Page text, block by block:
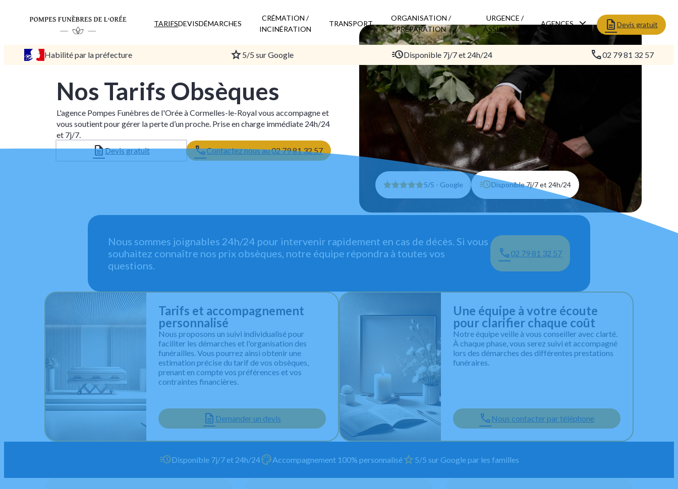
TARIFSDEVISDÉMARCHES
CRÉMATION /
INCINÉRATION
TRANSPORT
ORGANISATION /
PRÉPARATION
URGENCE /
ASSISTANCE
AGENCES Devis gratuit
Habilité par la préfecture 5/5 sur Google Disponible 7j/7 et 24h/24 02 79 81 32 57
5/5 - Google Disponible 7j/7 et 24h/24
Nos Tarifs Obsèques
L'agence Pompes Funèbres de l'Orée à Cormelles-le-Royal vous accompagne et
vous soutient pour gérer la perte d’un proche. Prise en charge immédiate 24h/24
et 7j/7.
Devis gratuit
Contactez nous au 02 79 81 32 57
Nous sommes joignables 24h/24 pour intervenir rapidement en cas de décès. Si vous
souhaitez connaître nos prix obsèques, notre équipe répondra à toutes vos
questions.
02 79 81 32 57
Tarifs et accompagnement
personnalisé
Nous proposons un suivi individualisé pour
faciliter les démarches et l'organisation des
funérailles. Vous pourrez ainsi obtenir une
estimation précise du tarif de vos obsèques,
prenant en compte vos préférences et vos
contraintes financières.
Demander un devis
Une équipe à votre écoute
pour clarifier chaque coût
Notre équipe veille à vous conseiller avec clarté.
À chaque phase, vous serez suivi et accompagné
lors des démarches des différentes prestations
funéraires.
Nous contacter par téléphone
Disponible 7j/7 et 24h/24 Accompagnement 100% personnalisé 5/5 sur Google par les familles